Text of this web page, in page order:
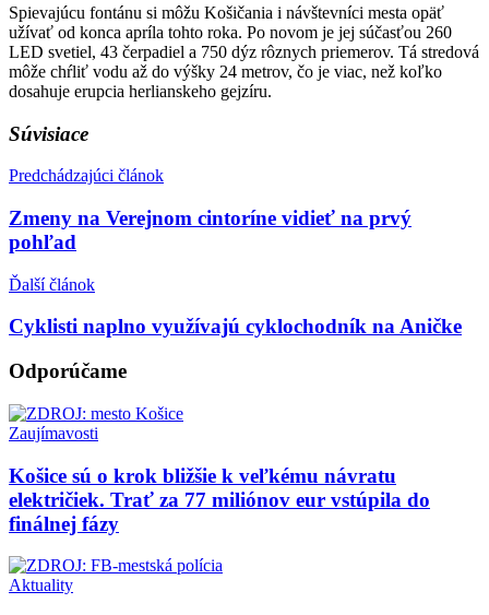
Spievajúcu fontánu si môžu Košičania i návštevníci mesta opäť
užívať od konca apríla tohto roka. Po novom je jej súčasťou 260
LED svetiel, 43 čerpadiel a 750 dýz rôznych priemerov. Tá stredová
môže chŕliť vodu až do výšky 24 metrov, čo je viac, než koľko
dosahuje erupcia herlianskeho gejzíru.
Súvisiace
Predchádzajúci článok
Zmeny na Verejnom cintoríne vidieť na prvý
pohľad
Ďalší článok
Cyklisti naplno využívajú cyklochodník na Aničke
Odporúčame
Zaujímavosti
Košice sú o krok bližšie k veľkému návratu
električiek. Trať za 77 miliónov eur vstúpila do
finálnej fázy
Aktuality